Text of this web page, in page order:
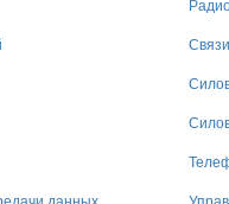
данных